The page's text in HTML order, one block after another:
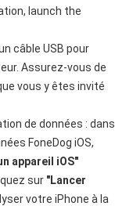
launch the
câble USB pour
Assurez-vous de
vous y êtes invité
de données : dans
FoneDog iOS,
appareil iOS"
sur "Lancer
votre iPhone à la